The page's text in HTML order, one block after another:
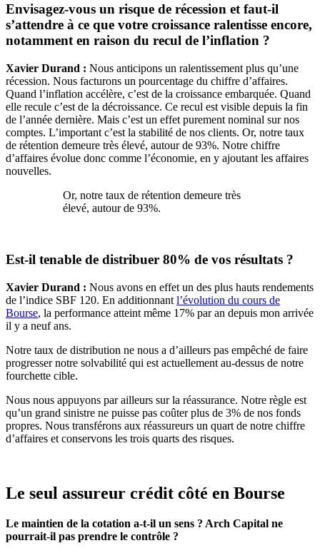
Envisagez-vous un risque de récession et faut-il
s’attendre à ce que votre croissance ralentisse encore,
notamment en raison du recul de l’inflation ?
Xavier Durand : Nous anticipons un ralentissement plus qu’une
récession. Nous facturons un pourcentage du chiffre d’affaires.
Quand l’inflation accélère, c’est de la croissance embarquée. Quand
elle recule c’est de la décroissance. Ce recul est visible depuis la fin
de l’année dernière. Mais c’est un effet purement nominal sur nos
comptes. L’important c’est la stabilité de nos clients. Or, notre taux
de rétention demeure très élevé, autour de 93%. Notre chiffre
d’affaires évolue donc comme l’économie, en y ajoutant les affaires
nouvelles.
Or, notre taux de rétention demeure très
élevé, autour de 93%.
Est-il tenable de distribuer 80% de vos résultats ?
Xavier Durand : Nous avons en effet un des plus hauts rendements
de l’indice SBF 120. En additionnant l’évolution du cours de
Bourse, la performance atteint même 17% par an depuis mon arrivée
il y a neuf ans.
Notre taux de distribution ne nous a d’ailleurs pas empêché de faire
progresser notre solvabilité qui est actuellement au-dessus de notre
fourchette cible.
Nous nous appuyons par ailleurs sur la réassurance. Notre règle est
qu’un grand sinistre ne puisse pas coûter plus de 3% de nos fonds
propres. Nous transférons aux réassureurs un quart de notre chiffre
d’affaires et conservons les trois quarts des risques.
Le seul assureur crédit côté en Bourse
Le maintien de la cotation a-t-il un sens ? Arch Capital ne
pourrait-il pas prendre le contrôle ?